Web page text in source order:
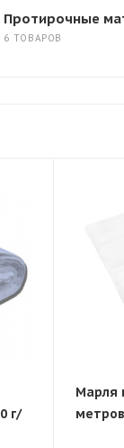
Протирочные
6 ТОВАРОВ
г/
Марля